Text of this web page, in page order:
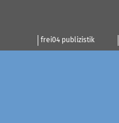
frei04 publizistik